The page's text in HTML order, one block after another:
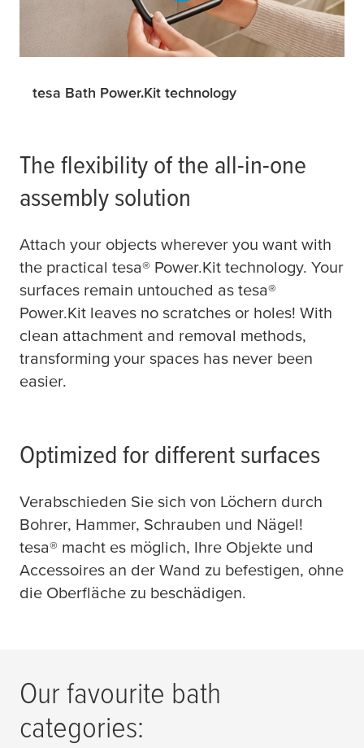
tesa Bath Power.Kit technology
The flexibility of the all-in-one
assembly solution
Attach your objects wherever you want with
the practical tesa® Power.Kit technology. Your
surfaces remain untouched as tesa®
Power.Kit leaves no scratches or holes! With
clean attachment and removal methods,
transforming your spaces has never been
easier.
Optimized for different surfaces
Verabschieden Sie sich von Löchern durch
Bohrer, Hammer, Schrauben und Nägel!
tesa® macht es möglich, Ihre Objekte und
Accessoires an der Wand zu befestigen, ohne
die Oberfläche zu beschädigen.
Our favourite bath
categories: